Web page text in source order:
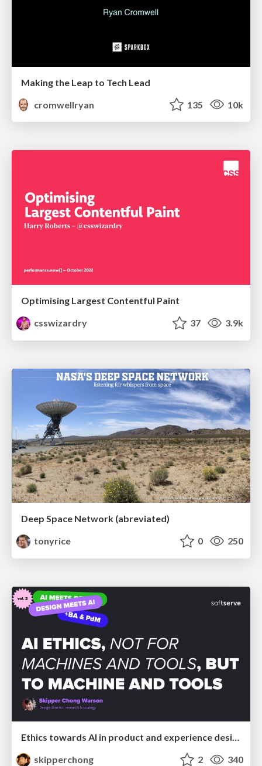
Making the Leap to Tech Lead
cromwellryan
135 10k
Optimising Largest Contentful Paint
csswizardry
37 3.9k
Deep Space Network (abreviated)
tonyrice
0 250
skipperchong
2 340